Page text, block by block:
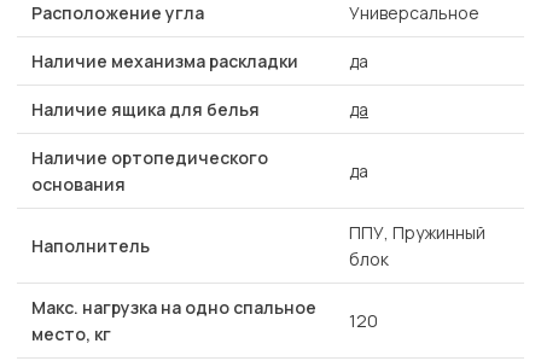
Расположение угла Универсальное
Наличие механизма раскладки да
Наличие ящика для белья да
Наличие ортопедического
основания
да
Наполнитель
ППУ, Пружинный
блок
Макс. нагрузка на одно спальное
место, кг
120